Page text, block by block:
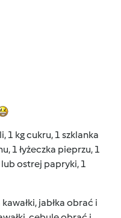
1 kg cukru, 1 szklanka
1 łyżeczka pieprzu, 1
lub ostrej papryki, 1
jabłka obrać i